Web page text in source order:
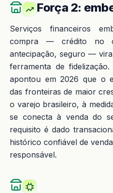
Força 2:
Serviços financeiros
compra — crédito no
antecipação, seguro —
ferramenta de
apontou em 2026 que o
das fronteiras de maior
o varejo brasileiro, à
se conecta à venda do
requisito é dado
histórico confiável de
responsável.